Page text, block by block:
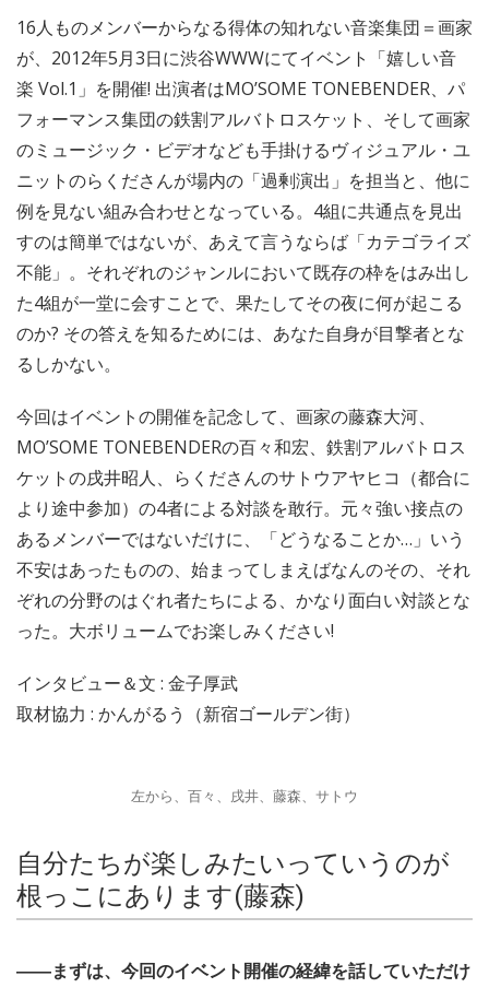
16人ものメンバーからなる得体の知れない音楽集団＝画家
が、2012年5月3日に渋谷WWWにてイベント「嬉しい音
楽 Vol.1」を開催! 出演者はMO’SOME TONEBENDER、パ
フォーマンス集団の鉄割アルバトロスケット、そして画家
のミュージック・ビデオなども手掛けるヴィジュアル・ユ
ニットのらくださんが場内の「過剰演出」を担当と、他に
例を見ない組み合わせとなっている。4組に共通点を見出
すのは簡単ではないが、あえて言うならば「カテゴライズ
不能」。それぞれのジャンルにおいて既存の枠をはみ出し
た4組が一堂に会すことで、果たしてその夜に何が起こる
のか? その答えを知るためには、あなた自身が目撃者とな
るしかない。
今回はイベントの開催を記念して、画家の藤森大河、
MO’SOME TONEBENDERの百々和宏、鉄割アルバトロス
ケットの戌井昭人、らくださんのサトウアヤヒコ（都合に
より途中参加）の4者による対談を敢行。元々強い接点の
あるメンバーではないだけに、「どうなることか…」いう
不安はあったものの、始まってしまえばなんのその、それ
ぞれの分野のはぐれ者たちによる、かなり面白い対談とな
った。大ボリュームでお楽しみください!
インタビュー＆文 : 金子厚武
取材協力 : かんがるう（新宿ゴールデン街）
左から、百々、戌井、藤森、サトウ
自分たちが楽しみたいっていうのが
根っこにあります(藤森)
――まずは、今回のイベント開催の経緯を話していただけ